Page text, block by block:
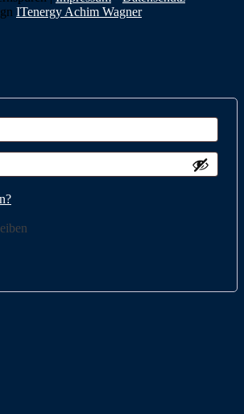
ITenergy Achim Wagner